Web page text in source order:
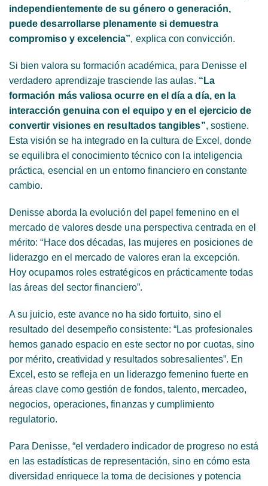
independientemente de su género o generación,
puede desarrollarse plenamente si demuestra
compromiso y excelencia”, explica con convicción.
Si bien valora su formación académica, para Denisse el
verdadero aprendizaje trasciende las aulas. “La
formación más valiosa ocurre en el día a día, en la
interacción genuina con el equipo y en el ejercicio de
convertir visiones en resultados tangibles”, sostiene.
Esta visión se ha integrado en la cultura de Excel, donde
se equilibra el conocimiento técnico con la inteligencia
práctica, esencial en un entorno financiero en constante
cambio.
Denisse aborda la evolución del papel femenino en el
mercado de valores desde una perspectiva centrada en el
mérito: “Hace dos décadas, las mujeres en posiciones de
liderazgo en el mercado de valores eran la excepción.
Hoy ocupamos roles estratégicos en prácticamente todas
las áreas del sector financiero”.
A su juicio, este avance no ha sido fortuito, sino el
resultado del desempeño consistente: “Las profesionales
hemos ganado espacio en este sector no por cuotas, sino
por mérito, creatividad y resultados sobresalientes”. En
Excel, esto se refleja en un liderazgo femenino fuerte en
áreas clave como gestión de fondos, talento, mercadeo,
negocios, operaciones, finanzas y cumplimiento
regulatorio.
Para Denisse, “el verdadero indicador de progreso no está
en las estadísticas de representación, sino en cómo esta
diversidad enriquece la toma de decisiones y potencia